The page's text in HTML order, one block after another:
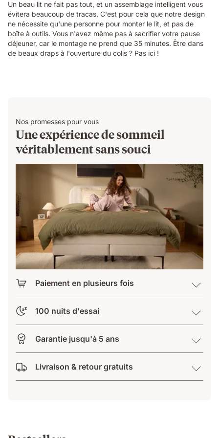
Un beau lit ne fait pas tout, et un assemblage intelligent vous
évitera beaucoup de tracas. C'est pour cela que notre design
ne nécessite qu'une personne pour monter le lit, et pas de
boîte à outils. Vous n'avez même pas à sacrifier votre pause
déjeuner, car le montage ne prend que 35 minutes. Être dans
de beaux draps à l'ouverture du colis ? Pas ici !
Nos promesses pour vous
Une expérience de sommeil
véritablement sans souci
Paiement en plusieurs fois
100 nuits d'essai
Garantie jusqu'à 5 ans
Livraison & retour gratuits